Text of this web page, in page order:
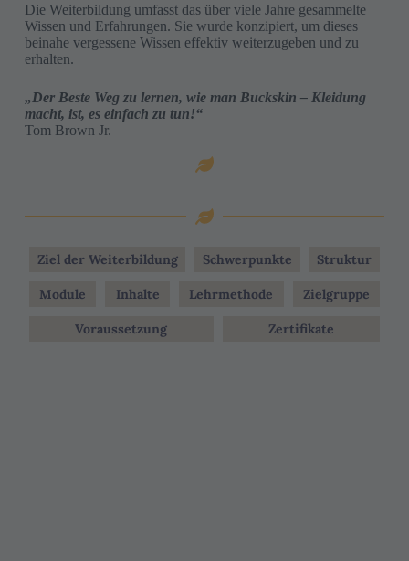
Die Weiterbildung umfasst das über viele Jahre gesammelte
Wissen und Erfahrungen. Sie wurde konzipiert, um dieses
beinahe vergessene Wissen effektiv weiterzugeben und zu
erhalten.
„Der Beste Weg zu lernen, wie man Buckskin – Kleidung
macht, ist, es einfach zu tun!“
Tom Brown Jr.
Ziel der Weiterbildung Schwerpunkte Struktur
Module Inhalte Lehrmethode Zielgruppe
Voraussetzung Zertifikate